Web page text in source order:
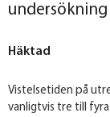
undersökning
Häktad
Vistelsetiden på
vanligtvis tre till